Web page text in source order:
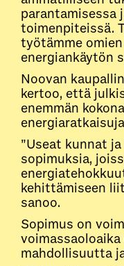
parantamisessa
toimenpiteissä.
työtämme
energiankäytön
Noovan
kertoo, että
enemmän
”Useat kunnat
sopimuksia,
kehittämiseen
sanoo.
Sopimus on
mahdollisuutta